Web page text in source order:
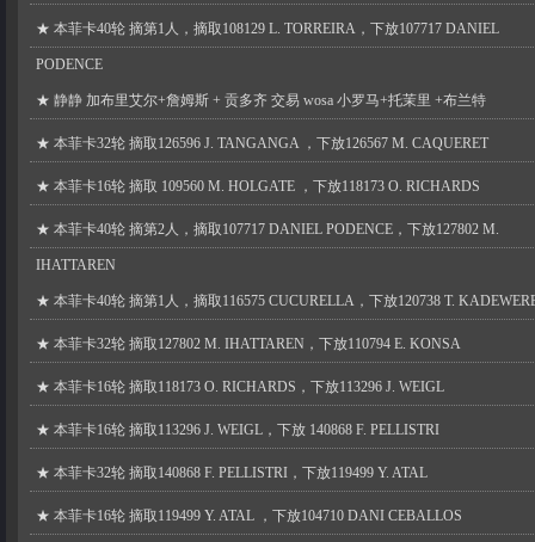
★ 本菲卡40轮 摘第1人，摘取108129 L. TORREIRA，下放107717 DANIEL
PODENCE
★ 静静 加布里艾尔+詹姆斯 + 贡多齐 交易 wosa 小罗马+托茉里 +布兰特
★ 本菲卡32轮 摘取126596 J. TANGANGA ，下放126567 M. CAQUERET
★ 本菲卡16轮 摘取 109560 M. HOLGATE ，下放118173 O. RICHARDS
★ 本菲卡40轮 摘第2人，摘取107717 DANIEL PODENCE，下放127802 M.
IHATTAREN
★ 本菲卡40轮 摘第1人，摘取116575 CUCURELLA，下放120738 T.
★ 本菲卡32轮 摘取127802 M. IHATTAREN，下放110794 E. KONSA
★ 本菲卡16轮 摘取118173 O. RICHARDS，下放113296 J. WEIGL
★ 本菲卡16轮 摘取113296 J. WEIGL，下放 140868 F. PELLISTRI
★ 本菲卡32轮 摘取140868 F. PELLISTRI，下放119499 Y. ATAL
★ 本菲卡16轮 摘取119499 Y. ATAL ，下放104710 DANI CEBALLOS